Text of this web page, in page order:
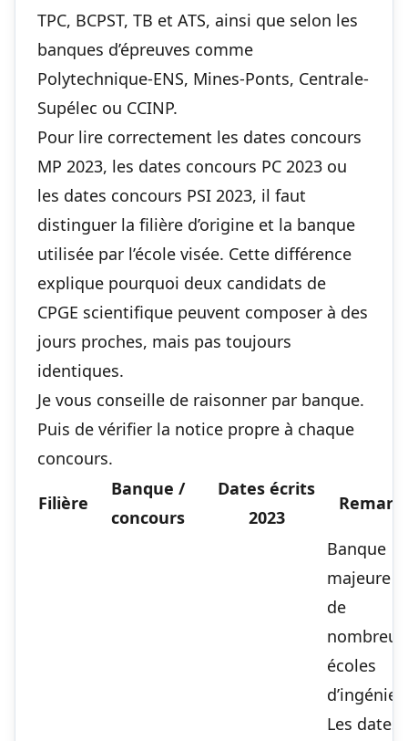
TPC, BCPST, TB et ATS, ainsi que selon les
banques d’épreuves comme
Polytechnique-ENS, Mines-Ponts, Centrale-
Supélec ou CCINP.
Pour lire correctement les dates concours
MP 2023, les dates concours PC 2023 ou
les dates concours PSI 2023, il faut
distinguer la filière d’origine et la banque
utilisée par l’école visée. Cette différence
explique pourquoi deux candidats de
CPGE scientifique peuvent composer à des
jours proches, mais pas toujours
identiques.
Je vous conseille de raisonner par banque.
Puis de vérifier la notice propre à chaque
concours.
Filière
Banque /
concours
Dates écrits
2023
Banque
majeure
de
écoles
Les dates